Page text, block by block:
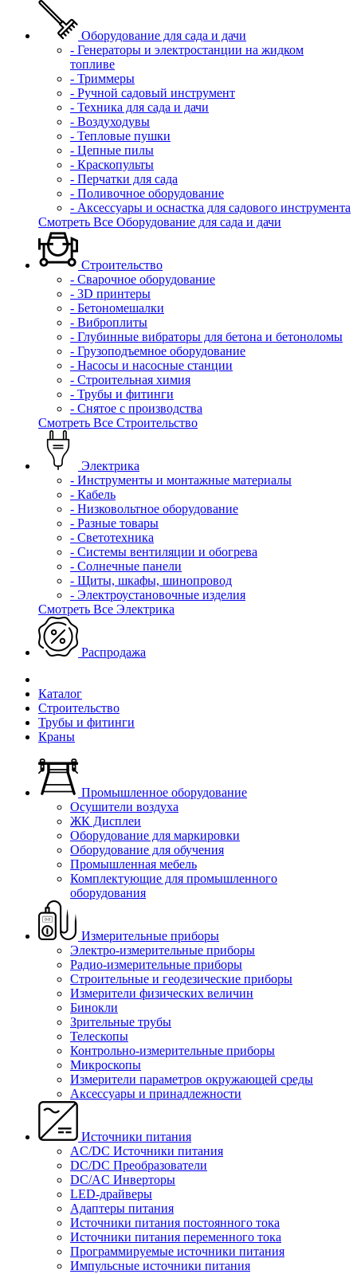
Оборудование для сада и дачи
- Генераторы и электростанции на жидком
топливе
- Триммеры
- Ручной садовый инструмент
- Техника для сада и дачи
- Воздуходувы
- Тепловые пушки
- Цепные пилы
- Краскопульты
- Перчатки для сада
- Поливочное оборудование
- Аксессуары и оснастка для садового инструмента
Смотреть Все Оборудование для сада и дачи
Строительство
- Сварочное оборудование
- 3D принтеры
- Бетономешалки
- Виброплиты
- Глубинные вибраторы для бетона и бетоноломы
- Грузоподъемное оборудование
- Насосы и насосные станции
- Строительная химия
- Трубы и фитинги
- Снятое с производства
Смотреть Все Строительство
Электрика
- Инструменты и монтажные материалы
- Кабель
- Низковольтное оборудование
- Разные товары
- Светотехника
- Системы вентиляции и обогрева
- Солнечные панели
- Щиты, шкафы, шинопровод
- Электроустановочные изделия
Смотреть Все Электрика
Распродажа
Каталог
Строительство
Трубы и фитинги
Краны
Промышленное оборудование
Осушители воздуха
ЖК Дисплеи
Оборудование для маркировки
Оборудование для обучения
Промышленная мебель
Комплектующие для промышленного
оборудования
Измерительные приборы
Электро-измерительные приборы
Радио-измерительные приборы
Строительные и геодезические приборы
Измерители физических величин
Бинокли
Зрительные трубы
Телескопы
Контрольно-измерительные приборы
Микроскопы
Измерители параметров окружающей среды
Аксессуары и принадлежности
Источники питания
AC/DC Источники питания
DC/DC Преобразователи
DC/AC Инверторы
LED-драйверы
Адаптеры питания
Источники питания постоянного тока
Источники питания переменного тока
Программируемые источники питания
Импульсные источники питания